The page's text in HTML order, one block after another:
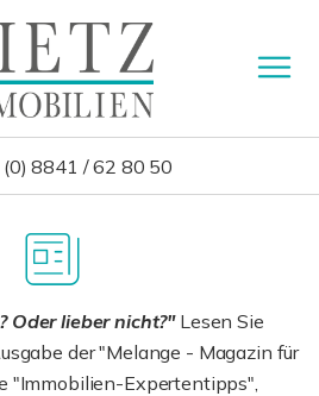
8841 / 62 80 50
Oder lieber nicht?"Lesen Sie
der "Melange - Magazin für
"Immobilien-Expertentipps",